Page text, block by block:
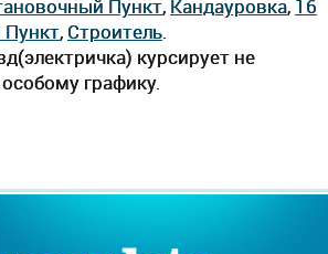
Пункт, Кандауровка, 16
, Строитель
курсирует не
графику.